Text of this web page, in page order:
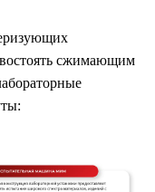
сжимающим